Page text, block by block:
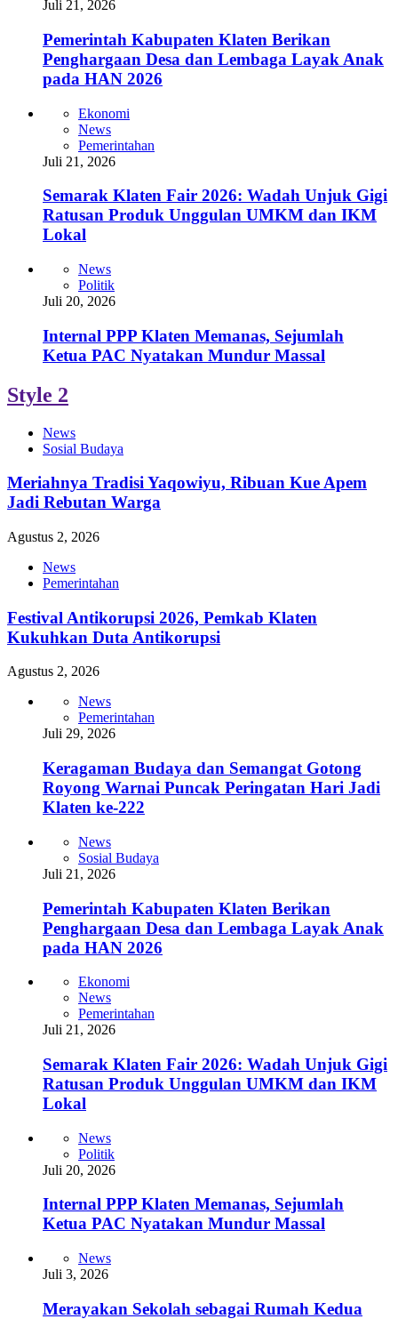
Juli 21, 2026
Pemerintah Kabupaten Klaten Berikan
Penghargaan Desa dan Lembaga Layak Anak
pada HAN 2026
Ekonomi
News
Pemerintahan
Juli 21, 2026
Semarak Klaten Fair 2026: Wadah Unjuk Gigi
Ratusan Produk Unggulan UMKM dan IKM
Lokal
News
Politik
Juli 20, 2026
Internal PPP Klaten Memanas, Sejumlah
Ketua PAC Nyatakan Mundur Massal
Style 2
News
Sosial Budaya
Meriahnya Tradisi Yaqowiyu, Ribuan Kue Apem
Jadi Rebutan Warga
Agustus 2, 2026
News
Pemerintahan
Festival Antikorupsi 2026, Pemkab Klaten
Kukuhkan Duta Antikorupsi
Agustus 2, 2026
News
Pemerintahan
Juli 29, 2026
Keragaman Budaya dan Semangat Gotong
Royong Warnai Puncak Peringatan Hari Jadi
Klaten ke-222
News
Sosial Budaya
Juli 21, 2026
Pemerintah Kabupaten Klaten Berikan
Penghargaan Desa dan Lembaga Layak Anak
pada HAN 2026
Ekonomi
News
Pemerintahan
Juli 21, 2026
Semarak Klaten Fair 2026: Wadah Unjuk Gigi
Ratusan Produk Unggulan UMKM dan IKM
Lokal
News
Politik
Juli 20, 2026
Internal PPP Klaten Memanas, Sejumlah
Ketua PAC Nyatakan Mundur Massal
News
Juli 3, 2026
Merayakan Sekolah sebagai Rumah Kedua